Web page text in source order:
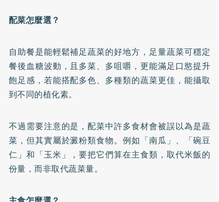
配菜怎麼選？
自助餐是能輕鬆補足蔬菜的好地方，足量蔬菜可穩定
餐後血糖波動，且多菜、多咀嚼，更能滿足口慾提升
飽足感，若能搭配多色、多種類的蔬菜更佳，能攝取
到不同的植化素。
不過需要注意的是，配菜中許多食材會被誤以為是蔬
菜，但其實屬於澱粉類食物。例如「南瓜」、「碗豆
仁」和「玉米」，要把它們算在主食類，取代米飯的
份量，而非取代蔬菜量。